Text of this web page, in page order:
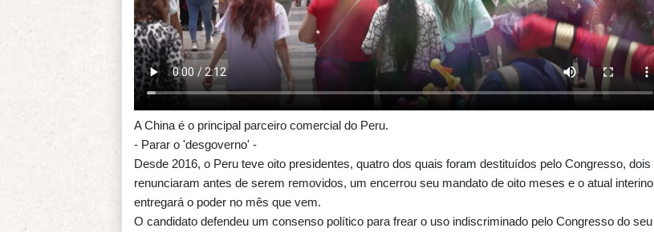
A China é o principal parceiro comercial do Peru.
- Parar o 'desgoverno' -
Desde 2016, o Peru teve oito presidentes, quatro dos quais foram destituídos pelo Congresso, dois
renunciaram antes de serem removidos, um encerrou seu mandato de oito meses e o atual interino
entregará o poder no mês que vem.
O candidato defendeu um consenso político para frear o uso indiscriminado pelo Congresso do seu